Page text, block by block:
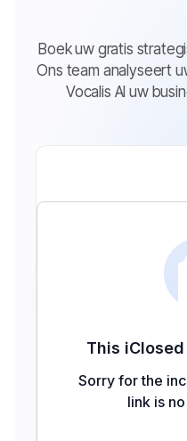
Boek uw gratis
Ons team analyseert
Vocalis AI uw